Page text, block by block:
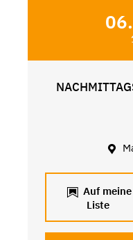
Auf meine
Liste